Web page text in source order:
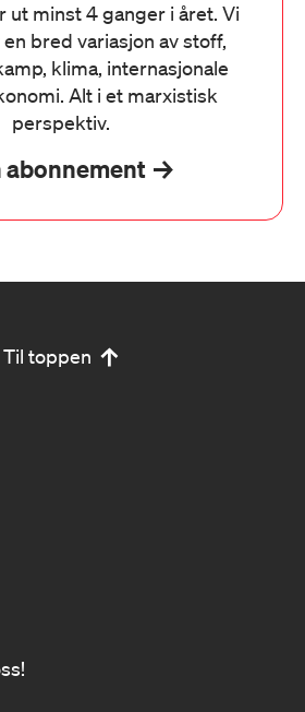
ut minst 4 ganger i året. Vi
bred variasjon av stoff,
klima, internasjonale
Alt i et marxistisk
perspektiv.
abonnement
Til toppen